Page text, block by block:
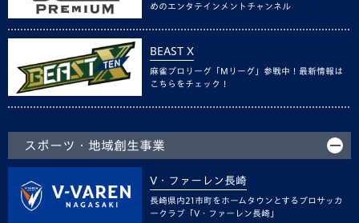
めのエンタテインメントチャンネル
BEAST X
麻雀プロリーグ「Mリーグ」参戦中！最新情報は
こちらをチェック！
スポーツ・地域創生事業
V・ファーレン長崎
長崎県内21市町をホームタウンとするプロサッカ
ークラブ「V・ファーレン長崎」